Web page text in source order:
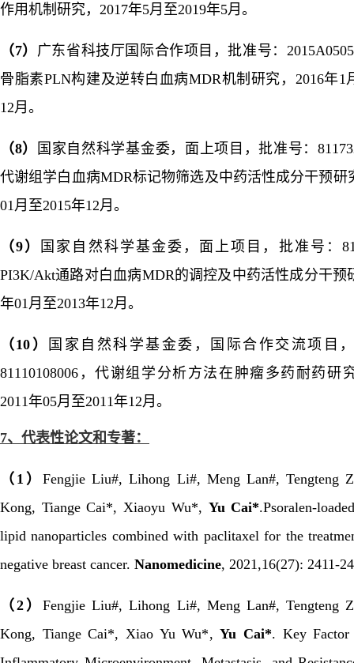
作用机制研究， 2017年5月至2019年5月。
（7） 广东省科技厅国际合作项目，批准号：
骨脂素PLN构建及逆转白血病MDR机制研究， 2016年1
12月 。
（8）
国家自然科学基金委，面上项目，批准号：
代谢组学白血病MDR标记物筛选及中药活性成分干预研
01 月至2015年12月。
（9）
国家自然科学基金委，面上项目，批准号：
PI3K/Akt通路对白血病MDR的调控及中药活性成分干预
年01 月至2013年12月。
（ 10 ）
国家自然科学基金委，国际合作交流项目
81110108006 ，代谢组学分析方法在肿瘤多药耐药研
2011年05月至2011年12月。
7、 代表性论文和专著：
（ 1 ）Fengjie Liu#, Lihong Li#, Meng Lan#, Tengteng
Kong, Tiange Cai*, Xiaoyu Wu*, Yu Cai*.Psoralen-
lipid nanoparticles combined with paclitaxel for the
negative breast cancer. Nanomedicine, 2021,16(27): 2411-
（2 ）Fengjie Liu#, Lihong Li#, Meng Lan#, Tengteng
Kong, Tiange Cai*, Xiao Yu Wu*,Yu Cai*. Key Factor